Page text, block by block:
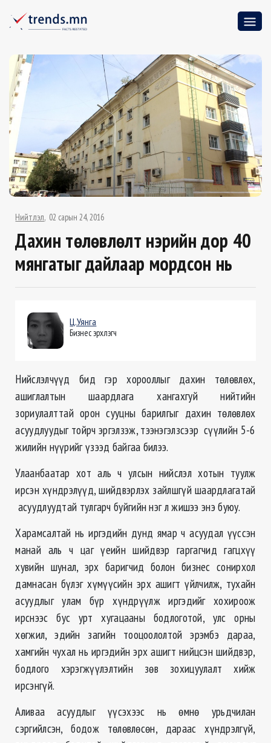
Нийтлэл 02 сарын 24, 2016
Дахин төлөвлөлт нэрийн дор 40
мянгатыг дайлаар мордсон нь
Ц.Уянга
Бизнес эрхлэгч
Нийслэлчүүд бид гэр хорооллыг дахин төлөвлөх,
ашиглалтын шаардлага хангахгуй нийтийн
зориулалттай орон сууцны барилгыг дахин төлөвлөх
асуудлуудыг тойрч эргэлзэж, тээнэгэлзсээр сүүлийн 5-6
жилийн нүүрийг үзээд байгаа билээ.
Улаанбаатар хот аль ч улсын нийслэл хотын туулж
ирсэн хүндрэлүүд, шийдвэрлэх зайлшгүй шаардлагатай
асуудлуудтай тулгарч буйгийн нэг л жишээ энэ буюу.
Харамсалтай нь иргэдийн дунд ямар ч асуудал үүссэн
манай аль ч цаг үеийн шийдвэр гаргагчид гагцхүү
хувийн шунал, эрх баригчид болон бизнес сонирхол
дамнасан бүлэг хүмүүсийн эрх ашигт үйлчилж, тухайн
асуудлыг улам бүр хүндрүүлж иргэдийг хохироож
ирснээс бус урт хугацааны бодлоготой, улс орны
хөгжил, эдийн загийн тооцоололтой эрэмбэ дараа,
хамгийн чухал нь иргэдийн эрх ашигт нийцсэн шийдвэр,
бодлого хэрэгжүүлэлтийн зөв зохицуулалт хийж
ирсэнгүй.
Аливаа асуудлыг үүсэхээс нь өмнө урьдчилан
сэргийлсэн, бодож төлөвлөсөн, дараас хүндрэлгүй,